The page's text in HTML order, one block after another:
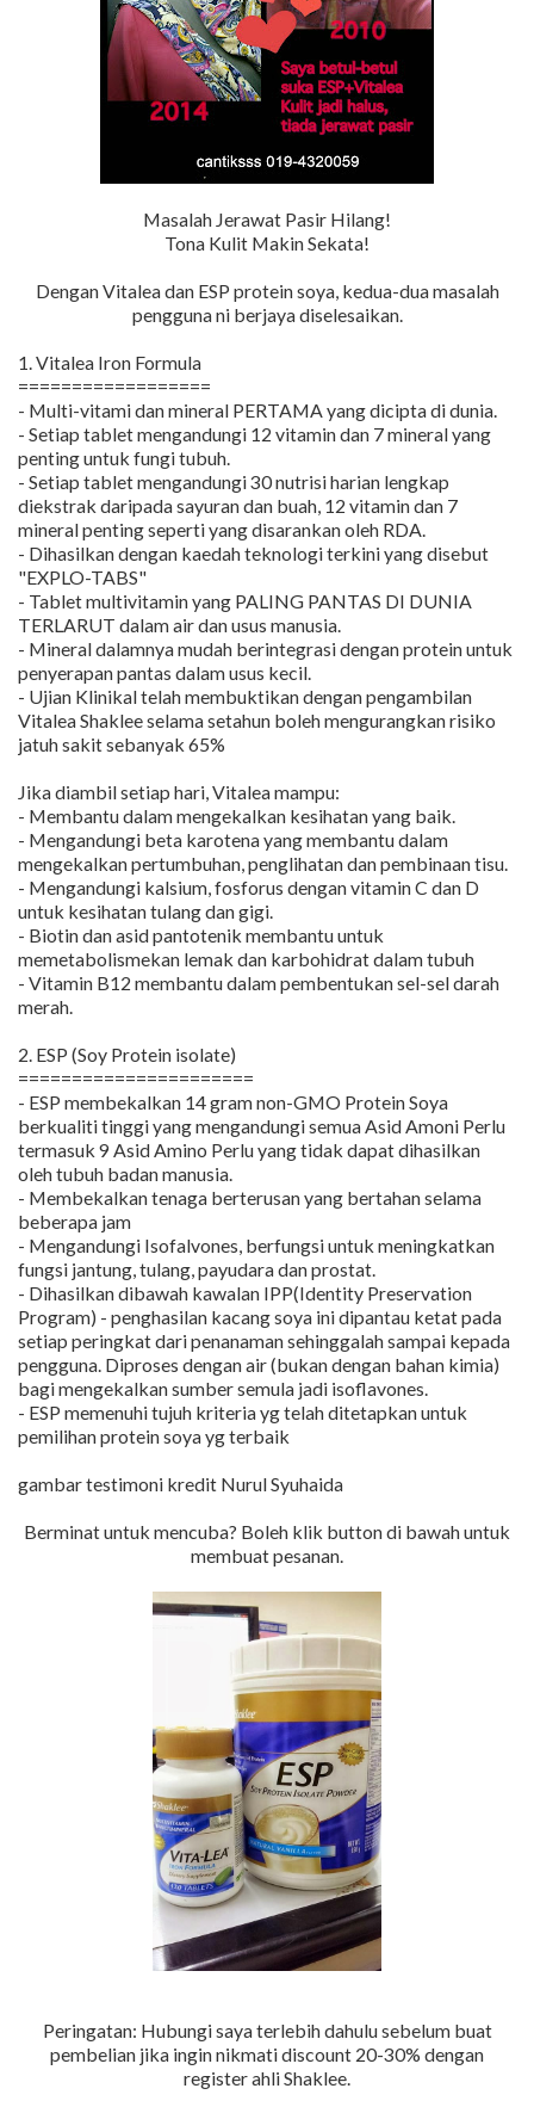
Masalah Jerawat Pasir Hilang!
Tona Kulit Makin Sekata!
Dengan Vitalea dan ESP protein soya, kedua-dua masalah
pengguna ni berjaya diselesaikan.
1. Vitalea Iron Formula
==================
- Multi-vitami dan mineral PERTAMA yang dicipta di dunia.
- Setiap tablet mengandungi 12 vitamin dan 7 mineral yang
penting untuk fungi tubuh.
- Setiap tablet mengandungi 30 nutrisi harian lengkap
diekstrak daripada sayuran dan buah, 12 vitamin dan 7
mineral penting seperti yang disarankan oleh RDA.
- Dihasilkan dengan kaedah teknologi terkini yang disebut
"EXPLO-TABS"
- Tablet multivitamin yang PALING PANTAS DI DUNIA
TERLARUT dalam air dan usus manusia.
- Mineral dalamnya mudah berintegrasi dengan protein untuk
penyerapan pantas dalam usus kecil.
- Ujian Klinikal telah membuktikan dengan pengambilan
Vitalea Shaklee selama setahun boleh mengurangkan risiko
jatuh sakit sebanyak 65%
Jika diambil setiap hari, Vitalea mampu:
- Membantu dalam mengekalkan kesihatan yang baik.
- Mengandungi beta karotena yang membantu dalam
mengekalkan pertumbuhan, penglihatan dan pembinaan tisu.
- Mengandungi kalsium, fosforus dengan vitamin C dan D
untuk kesihatan tulang dan gigi.
- Biotin dan asid pantotenik membantu untuk
memetabolismekan lemak dan karbohidrat dalam tubuh
- Vitamin B12 membantu dalam pembentukan sel-sel darah
merah.
2. ESP (Soy Protein isolate)
======================
- ESP membekalkan 14 gram non-GMO Protein Soya
berkualiti tinggi yang mengandungi semua Asid Amoni Perlu
termasuk 9 Asid Amino Perlu yang tidak dapat dihasilkan
oleh tubuh badan manusia.
- Membekalkan tenaga berterusan yang bertahan selama
beberapa jam
- Mengandungi Isofalvones, berfungsi untuk meningkatkan
fungsi jantung, tulang, payudara dan prostat.
- Dihasilkan dibawah kawalan IPP(Identity Preservation
Program) - penghasilan kacang soya ini dipantau ketat pada
setiap peringkat dari penanaman sehinggalah sampai kepada
pengguna. Diproses dengan air (bukan dengan bahan kimia)
bagi mengekalkan sumber semula jadi isoflavones.
- ESP memenuhi tujuh kriteria yg telah ditetapkan untuk
pemilihan protein soya yg terbaik
gambar testimoni kredit Nurul Syuhaida
Berminat untuk mencuba? Boleh klik button di bawah untuk
membuat pesanan.
Peringatan: Hubungi saya terlebih dahulu sebelum buat
pembelian jika ingin nikmati discount 20-30% dengan
register ahli Shaklee.